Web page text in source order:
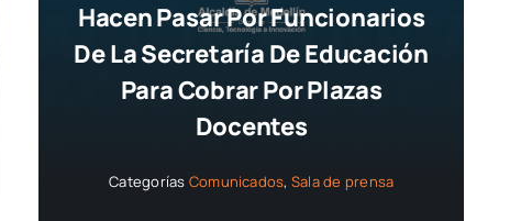
Hacen Pasar Por Funcionarios
De La Secretaría De Educación
Para Cobrar Por Plazas
Docentes
Categorías Comunicados, Sala de prensa